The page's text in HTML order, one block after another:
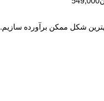
تا
شکل ممکن برآورده سازیم.